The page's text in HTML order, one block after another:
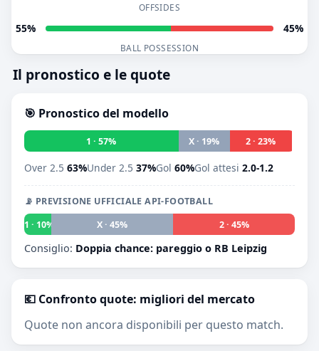
OFFSIDES
55% 45%
BALL POSSESSION
Il pronostico e le quote
🎯 Pronostico del modello
1 · 57% X · 19% 2 · 23%
Over 2.5 63%Under 2.5 37%Gol 60%Gol attesi 2.0-1.2
📡 PREVISIONE UFFICIALE API-FOOTBALL
1 · 10%
X · 45% 2 · 45%
Consiglio: Doppia chance: pareggio o RB Leipzig
💶 Confronto quote: migliori del mercato
Quote non ancora disponibili per questo match.